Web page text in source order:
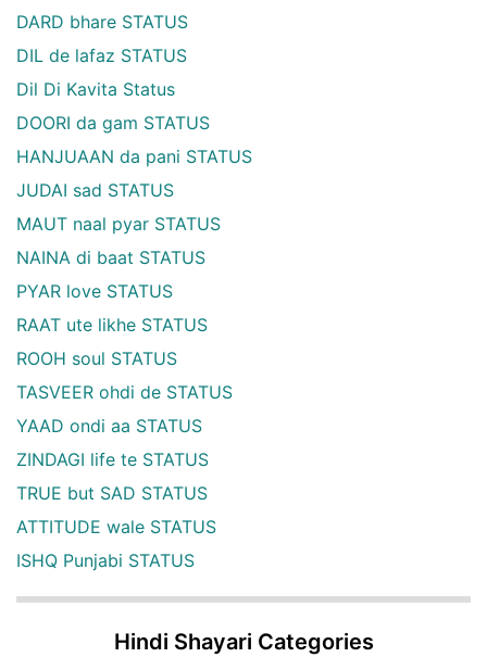
DARD bhare STATUS
DIL de lafaz STATUS
Dil Di Kavita Status
DOORI da gam STATUS
HANJUAAN da pani STATUS
JUDAI sad STATUS
MAUT naal pyar STATUS
NAINA di baat STATUS
PYAR love STATUS
RAAT ute likhe STATUS
ROOH soul STATUS
TASVEER ohdi de STATUS
YAAD ondi aa STATUS
ZINDAGI life te STATUS
TRUE but SAD STATUS
ATTITUDE wale STATUS
ISHQ Punjabi STATUS
Hindi Shayari Categories